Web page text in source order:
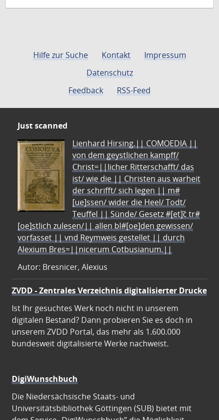
Hilfe zur Suche Kontakt
Impressum
Datenschutz
Feedback
RSS-Feed
Just scanned
Lienhard Hirsing.|| COMOEDIA ||
von dem geystlichen kampff/
Christ=||licher Ritterschafft/ das
ist/ wie die || Christen aus warheit
der schrifft/ sich legen || m#
[ue]ssen/ wider die Heel/ Todt/
Teuffel || Sünde/ Gesetz #[et]c̃ tr#
[oe]stlich zulesen/|| allen bl#[oe]den gewissen/
vorfasset || vnd Reymweis gestellet || durch
Alexium Bres=||nicerum Cotbusianum.||
Autor: Bresnicer, Alexius
ZVDD - Zentrales Verzeichnis digitalisierter Drucke
Ist Ihr gesuchtes Werk noch nicht in unserem
digitalen Bestand? Dann probieren Sie es doch in
unserem ZVDD Portal, das mehr als 1.600.000
bundesweit digitalisierte Werke nachweist.
DigiWunschbuch
Die Niedersächsische Staats- und
Universitätsbibliothek Göttingen (SUB) bietet mit